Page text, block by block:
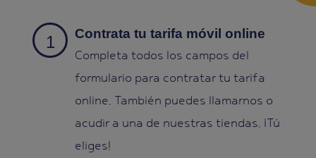
Contrata tu tarifa móvil online
Completa todos los campos del
formulario para contratar tu tarifa
online. También puedes llamarnos o
acudir a una de nuestras tiendas. ¡Tú
eliges!